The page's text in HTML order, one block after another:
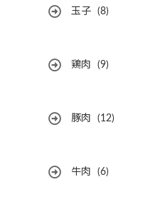
玉子 (8)
鶏肉 (9)
豚肉 (12)
牛肉 (6)